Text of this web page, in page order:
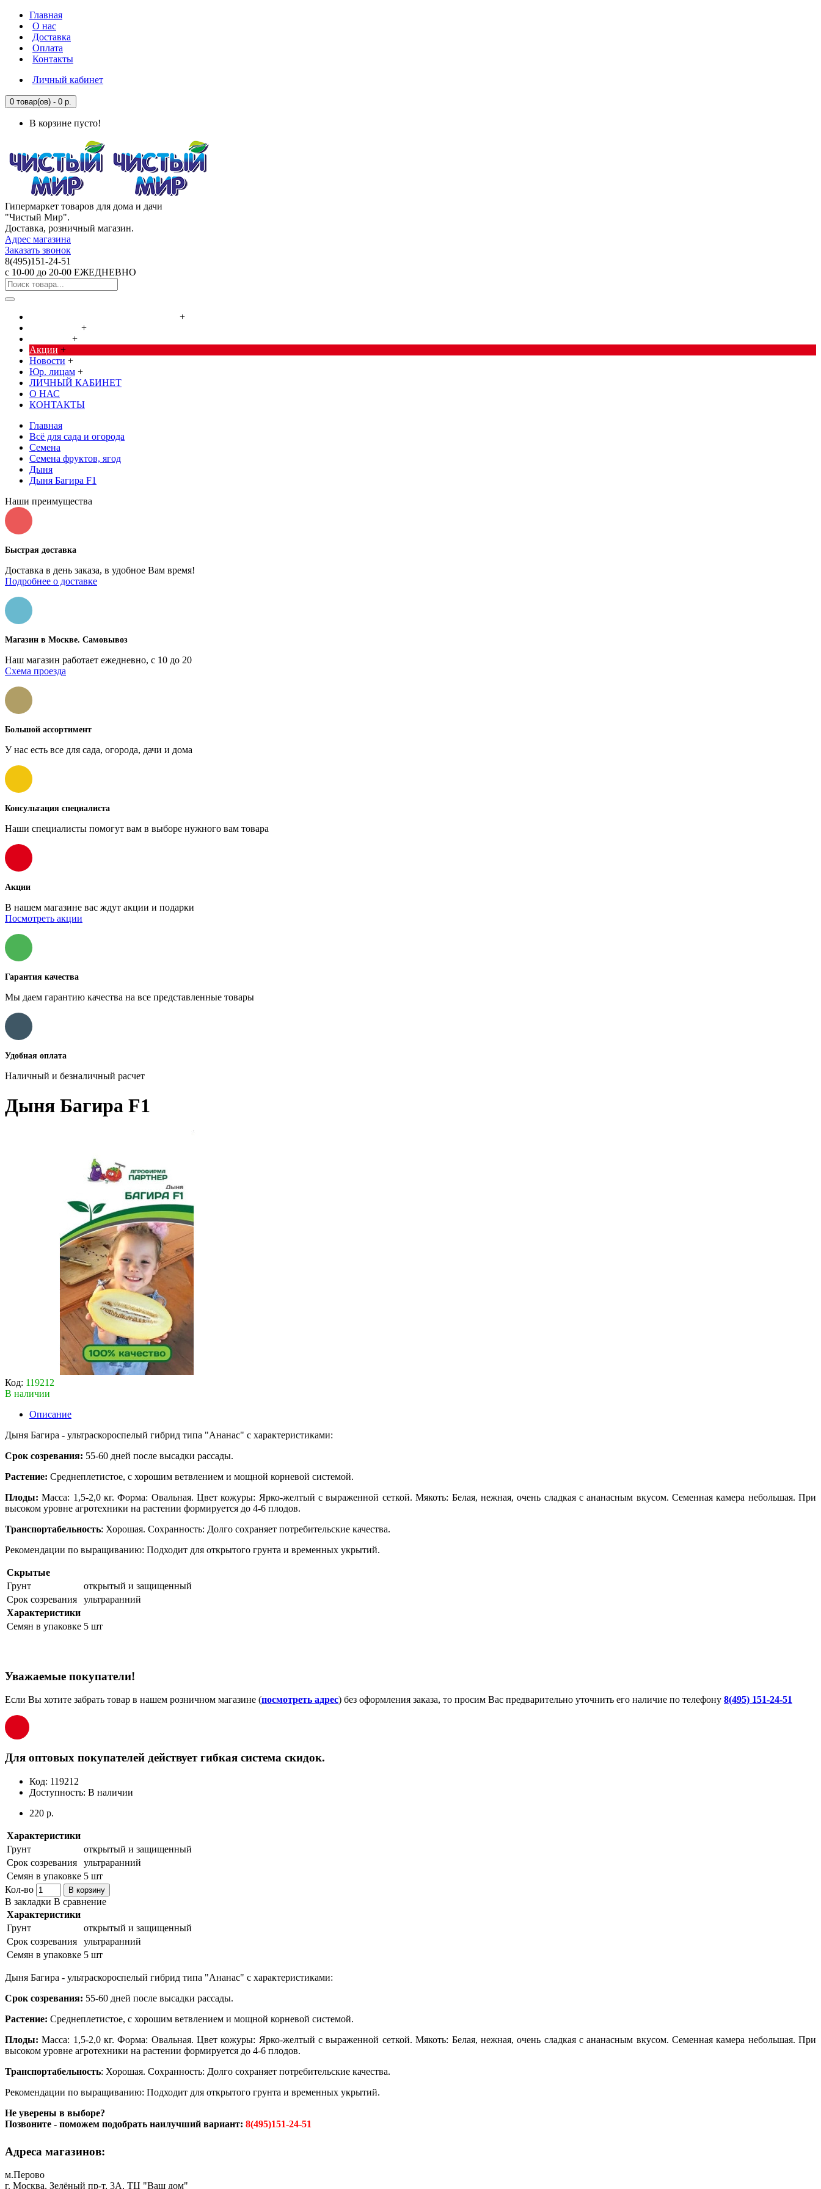
Главная
О нас
Доставка
Оплата
Контакты
Личный кабинет
0 товар(ов) - 0 р.
В корзине пусто!
Гипермаркет товаров для дома и дачи
"Чистый Мир".
Доставка, розничный магазин.
Адрес магазина
Заказать звонок
8(495)151-24-51
с 10-00 до 20-00 ЕЖЕДНЕВНО
+
+
+
Акции +
Новости +
Юр. лицам +
ЛИЧНЫЙ КАБИНЕТ
О НАС
КОНТАКТЫ
Главная
Всё для сада и огорода
Семена
Семена фруктов, ягод
Дыня
Дыня Багира F1
Наши преимущества
Быстрая доставка
Доставка в день заказа, в удобное Вам время!
Подробнее о доставке
Магазин в Москве. Самовывоз
Наш магазин работает ежедневно, с 10 до 20
Схема проезда
Большой ассортимент
У нас есть все для сада, огорода, дачи и дома
Консультация специалиста
Наши специалисты помогут вам в выборе нужного вам товара
Акции
В нашем магазине вас ждут акции и подарки
Посмотреть акции
Гарантия качества
Мы даем гарантию качества на все представленные товары
Удобная оплата
Наличный и безналичный расчет
Дыня Багира F1
Код: 119212
В наличии
Описание
Дыня Багира - ультраскороспелый гибрид типа "Ананас" с характеристиками:
Срок созревания: 55-60 дней после высадки рассады.
Растение: Среднеплетистое, с хорошим ветвлением и мощной корневой системой.
Плоды: Масса: 1,5-2,0 кг. Форма: Овальная. Цвет кожуры: Ярко-желтый с выраженной сеткой. Мякоть: Белая, нежная, очень сладкая с ананасным вкусом. Семенная камера небольшая. При
высоком уровне агротехники на растении формируется до 4-6 плодов.
Транспортабельность: Хорошая. Сохранность: Долго сохраняет потребительские качества.
Рекомендации по выращиванию: Подходит для открытого грунта и временных укрытий.
Скрытые
Грунт
открытый и защищенный
Срок созревания
ультраранний
Характеристики
Семян в упаковке 5 шт
Уважаемые покупатели!
Если Вы хотите забрать товар в нашем розничном магазине (посмотреть адрес) без оформления заказа, то просим Вас предварительно уточнить его наличие по телефону 8(495) 151-24-51
Для оптовых покупателей действует гибкая система скидок.
Код: 119212
Доступность: В наличии
220 р.
Характеристики
Грунт
открытый и защищенный
Срок созревания
ультраранний
Семян в упаковке 5 шт
Кол-во
В корзину
В закладки В сравнение
Характеристики
Грунт
открытый и защищенный
Срок созревания
ультраранний
Семян в упаковке 5 шт
Дыня Багира - ультраскороспелый гибрид типа "Ананас" с характеристиками:
Срок созревания: 55-60 дней после высадки рассады.
Растение: Среднеплетистое, с хорошим ветвлением и мощной корневой системой.
Плоды: Масса: 1,5-2,0 кг. Форма: Овальная. Цвет кожуры: Ярко-желтый с выраженной сеткой. Мякоть: Белая, нежная, очень сладкая с ананасным вкусом. Семенная камера небольшая. При
высоком уровне агротехники на растении формируется до 4-6 плодов.
Транспортабельность: Хорошая. Сохранность: Долго сохраняет потребительские качества.
Рекомендации по выращиванию: Подходит для открытого грунта и временных укрытий.
Не уверены в выборе?
Позвоните - поможем подобрать наилучший вариант: 8(495)151-24-51
Адреса магазинов:
м.Перово
г. Москва, Зелёный пр-т, 3А, ТЦ "Ваш дом"